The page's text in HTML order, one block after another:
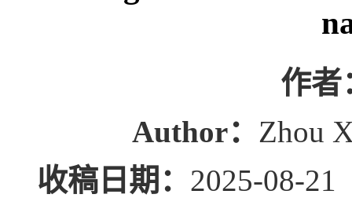
作者
Author： Zhou
收稿日期： 2025-